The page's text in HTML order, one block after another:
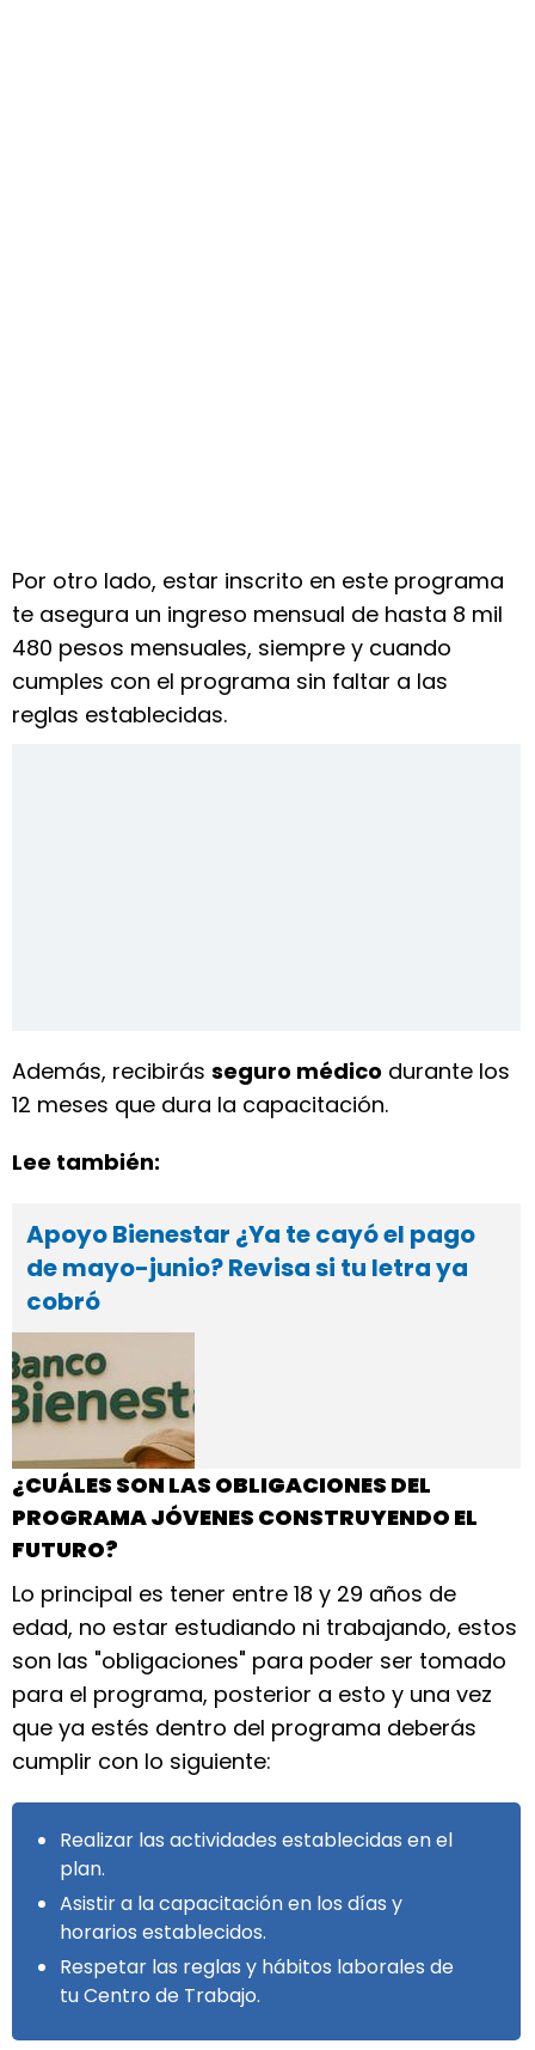
Por otro lado, estar inscrito en este programa
te asegura un ingreso mensual de hasta 8 mil
480 pesos mensuales, siempre y cuando
cumples con el programa sin faltar a las
reglas establecidas.
Además, recibirás seguro médico durante los
12 meses que dura la capacitación.
Lee también:
Apoyo Bienestar ¿Ya te cayó el pago
de mayo-junio? Revisa si tu letra ya
cobró
¿CUÁLES SON LAS OBLIGACIONES DEL
PROGRAMA JÓVENES CONSTRUYENDO EL
FUTURO?
Lo principal es tener entre 18 y 29 años de
edad, no estar estudiando ni trabajando, estos
son las "obligaciones" para poder ser tomado
para el programa, posterior a esto y una vez
que ya estés dentro del programa deberás
cumplir con lo siguiente:
Realizar las actividades establecidas en el
plan.
Asistir a la capacitación en los días y
horarios establecidos.
Respetar las reglas y hábitos laborales de
tu Centro de Trabajo.